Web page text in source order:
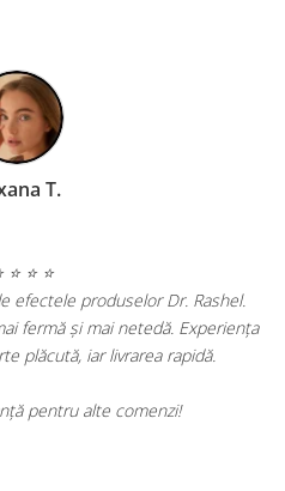
Prezentator TV
⭐ ⭐ ⭐ ⭐ ⭐
Dr. Rashel și sunt impresionată
vizibil mai luminos și ridurile fine